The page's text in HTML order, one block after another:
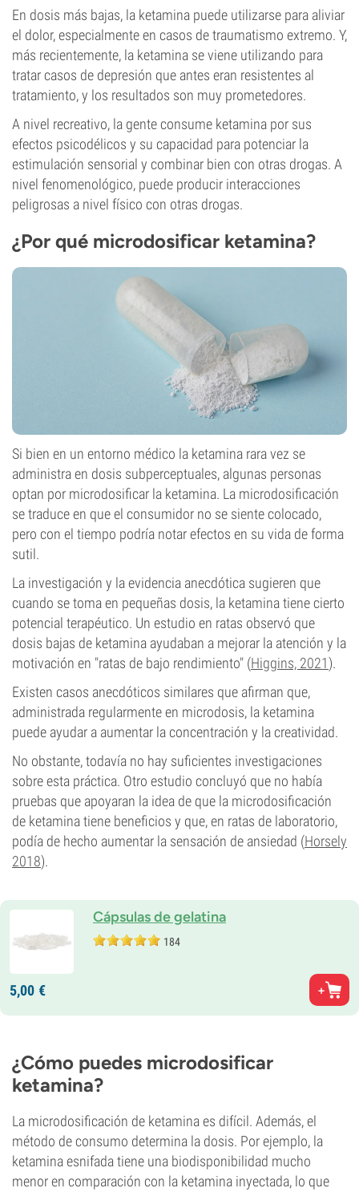
En dosis más bajas, la ketamina puede utilizarse para aliviar
el dolor, especialmente en casos de traumatismo extremo. Y,
más recientemente, la ketamina se viene utilizando para
tratar casos de depresión que antes eran resistentes al
tratamiento, y los resultados son muy prometedores.
A nivel recreativo, la gente consume ketamina por sus
efectos psicodélicos y su capacidad para potenciar la
estimulación sensorial y combinar bien con otras drogas. A
nivel fenomenológico, puede producir interacciones
peligrosas a nivel físico con otras drogas.
¿Por qué microdosificar ketamina?
Si bien en un entorno médico la ketamina rara vez se
administra en dosis subperceptuales, algunas personas
optan por microdosificar la ketamina. La microdosificación
se traduce en que el consumidor no se siente colocado,
pero con el tiempo podría notar efectos en su vida de forma
sutil.
La investigación y la evidencia anecdótica sugieren que
cuando se toma en pequeñas dosis, la ketamina tiene cierto
potencial terapéutico. Un estudio en ratas observó que
dosis bajas de ketamina ayudaban a mejorar la atención y la
motivación en "ratas de bajo rendimiento" (Higgins, 2021).
Existen casos anecdóticos similares que afirman que,
administrada regularmente en microdosis, la ketamina
puede ayudar a aumentar la concentración y la creatividad.
No obstante, todavía no hay suficientes investigaciones
sobre esta práctica. Otro estudio concluyó que no había
pruebas que apoyaran la idea de que la microdosificación
de ketamina tiene beneficios y que, en ratas de laboratorio,
podía de hecho aumentar la sensación de ansiedad (Horsely
2018).
Cápsulas de gelatina
184
5,00 €
¿Cómo puedes microdosificar
ketamina?
La microdosificación de ketamina es difícil. Además, el
método de consumo determina la dosis. Por ejemplo, la
ketamina esnifada tiene una biodisponibilidad mucho
menor en comparación con la ketamina inyectada, lo que